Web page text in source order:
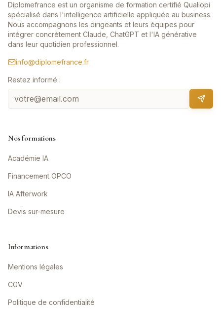
Diplomefrance est un organisme de formation certifié Qualiopi
spécialisé dans l'intelligence artificielle appliquée au business.
Nous accompagnons les dirigeants et leurs équipes pour
intégrer concrètement Claude, ChatGPT et l'IA générative
dans leur quotidien professionnel.
info@diplomefrance.fr
Restez informé :
Nos formations
Académie IA
Financement OPCO
IA Afterwork
Devis sur-mesure
Informations
Mentions légales
CGV
Politique de confidentialité